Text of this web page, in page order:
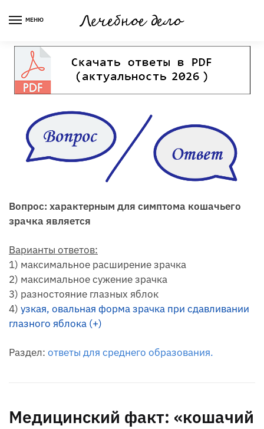
МЕНЮ
Вопрос: характерным для симптома кошачьего
зрачка является
Варианты ответов:
1) максимальное расширение зрачка
2) максимальное сужение зрачка
3) разностояние глазных яблок
4) узкая, овальная форма зрачка при сдавливании
глазного яблока (+)
Раздел: ответы для среднего образования.
Медицинский факт: «кошачий